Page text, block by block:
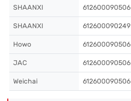
SHAANXI 612600090506
SHAANXI 612600090249
Howo 612600090506
JAC 612600090506
Weichai 612600090506